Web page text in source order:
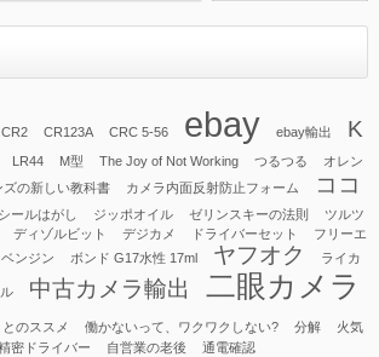
CR2 CR123A CRC 5-56 ebay ebay輸出
K
LR44 M型 The Joy of Not Working つるつる
オレン
ズの新しい教科書 カメラ内面反射防止フォーム
ココ
シールはがし ジッポオイル ゼリンスキーの法則
ツルツ
ディゾルビット デジカメ ドライバーセット
フリーエ
ベンジン ボンド G17水性 17ml ヤフオク ライカ
中古カメラ輸出
二眼カメラ
のススメ 働かないって、ワクワクしない? 分解
火気
密ドライバー 自営業の老後 通電確認